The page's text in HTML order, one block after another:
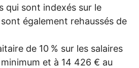
qui sont indexés sur le
également rehaussés de
de 10 % sur les salaires
et à 14 426 € au